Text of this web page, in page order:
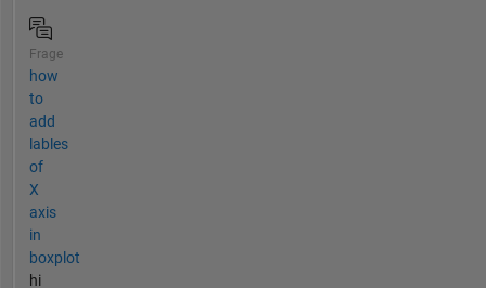
Frage
how
to
add
lables
of
X
axis
in
boxplot
hi